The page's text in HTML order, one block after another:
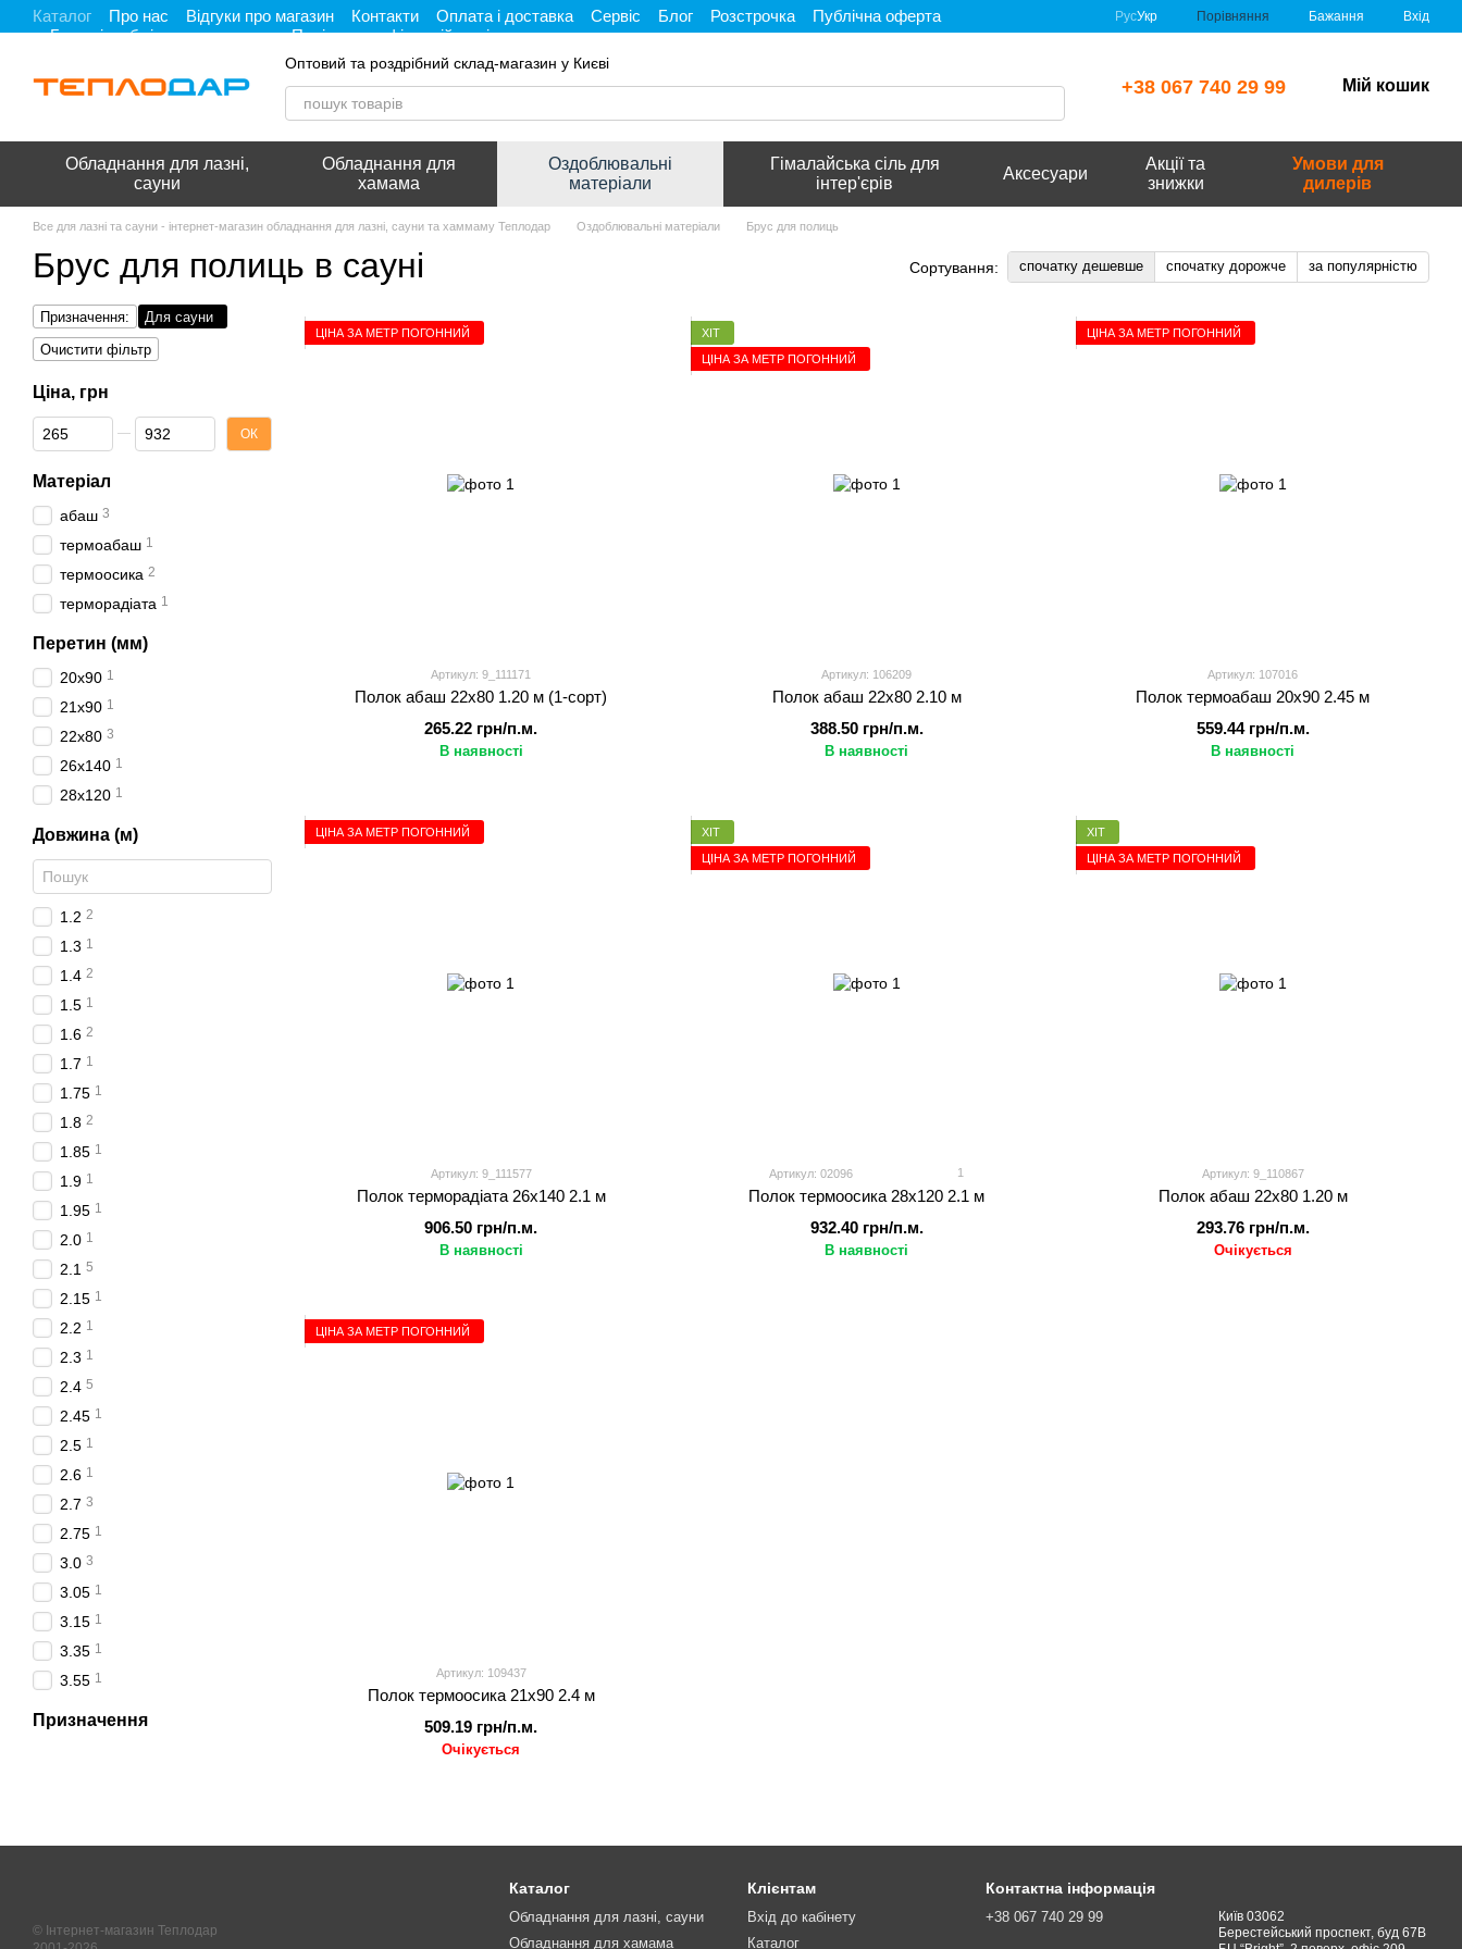
Перейти до основного контенту
Каталог Про нас Відгуки про магазин Контакти Оплата і доставка Сервіс Блог Розстрочка
Публічна оферта
Гарантія, обмін та повернення
Політика конфіденційності
РусУкр Порівняння Бажання Вхід
Оптовий та роздрібний склад-магазин у Києві
+38 067 740 29 99 Мій кошик
Обладнання для лазні,
сауни
Обладнання для
хамама
Оздоблювальні
матеріали
Гімалайська сіль для
інтер'єрів
Аксесуари
Акції та
знижки
Умови для
дилерів
Все для лазні та сауни - інтернет-магазин обладнання для лазні, сауни та хаммаму Теплодар Оздоблювальні матеріали Брус для полиць
Брус для полиць в сауні Сортування: спочатку дешевше спочатку дорожче за популярністю
ЦІНА ЗА МЕТР ПОГОННИЙ
Артикул: 9_111171
Полок абаш 22x80 1.20 м (1-сорт)
265.22 грн/п.м.
В наявності
ХІТ
ЦІНА ЗА МЕТР ПОГОННИЙ
Артикул: 106209
Полок абаш 22х80 2.10 м
388.50 грн/п.м.
В наявності
ЦІНА ЗА МЕТР ПОГОННИЙ
Артикул: 107016
Полок термоабаш 20х90 2.45 м
559.44 грн/п.м.
В наявності
ЦІНА ЗА МЕТР ПОГОННИЙ
Артикул: 9_111577
Полок терморадіата 26х140 2.1 м
906.50 грн/п.м.
В наявності
ХІТ
ЦІНА ЗА МЕТР ПОГОННИЙ
Артикул: 02096 1
Полок термоосика 28х120 2.1 м
932.40 грн/п.м.
В наявності
ХІТ
ЦІНА ЗА МЕТР ПОГОННИЙ
Артикул: 9_110867
Полок абаш 22х80 1.20 м
293.76 грн/п.м.
Очікується
ЦІНА ЗА МЕТР ПОГОННИЙ
Артикул: 109437
Полок термоосика 21х90 2.4 м
509.19 грн/п.м.
Очікується
Призначення:
Для сауни
Очистити фільтр
Ціна, грн
Від Ціна, грн
До Ціна, грн ОК
Матеріал
абаш 3
термоабаш 1
термоосика 2
терморадіата 1
Перетин (мм)
20х90 1
21х90 1
22х80 3
26х140 1
28х120 1
Довжина (м)
1.2 2
1.3 1
1.4 2
1.5 1
1.6 2
1.7 1
1.75 1
1.8 2
1.85 1
1.9 1
1.95 1
2.0 1
2.1 5
2.15 1
2.2 1
2.3 1
2.4 5
2.45 1
2.5 1
2.6 1
2.7 3
2.75 1
3.0 3
3.05 1
3.15 1
3.35 1
3.55 1
Призначення
© Інтернет-магазин Теплодар
Каталог
Обладнання для лазні, сауни
Обладнання для хамама
Клієнтам
Вхід до кабінету
Каталог
Контактна інформація
+38 067 740 29 99
Київ 03062
Берестейський проспект, буд 67В